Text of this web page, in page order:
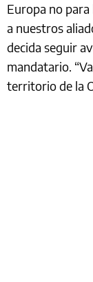
Europa no
a nuestros
decida seguir
mandatario.
territorio de la